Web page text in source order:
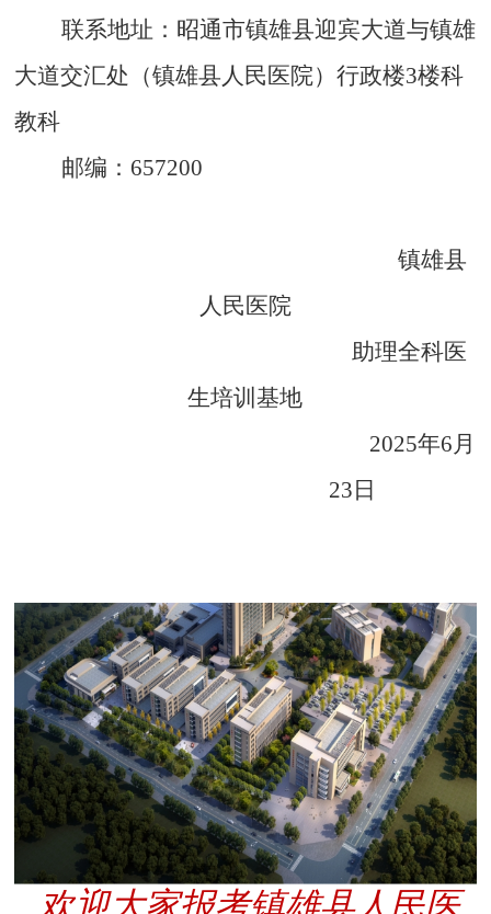
联系地址：昭通市镇雄县迎宾大道与镇雄
大道交汇处（镇雄县人民医院）行政楼3楼科
教科
邮编： 657200
镇雄县
人民医院
助理全科医
生培训基地
2025年6月
23 日
欢迎大家报考镇雄县人民医